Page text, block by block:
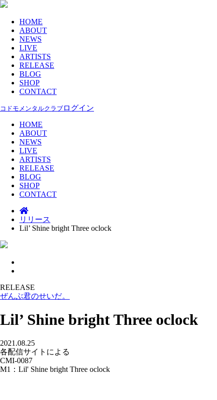
HOME
ABOUT
NEWS
LIVE
ARTISTS
RELEASE
BLOG
SHOP
CONTACT
コドモメンタルクラブ ログイン
HOME
ABOUT
NEWS
LIVE
ARTISTS
RELEASE
BLOG
SHOP
CONTACT
リリース
Lil’ Shine bright Three oclock
RELEASE
ぜんぶ君のせいだ。
Lil’ Shine bright Three oclock
2021.08.25
各配信サイトによる
CMI-0087
M1：Lil' Shine bright Three oclock